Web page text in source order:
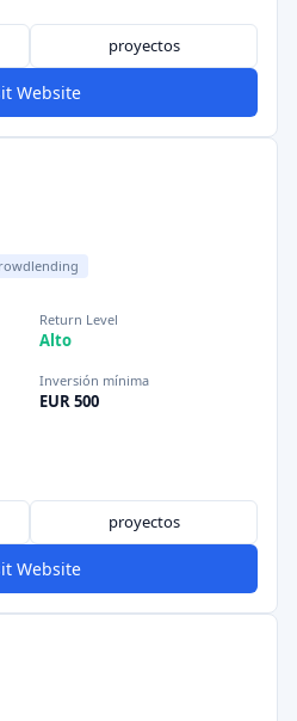
proyectos
Website
Return Level
Alto
Inversión mínima
EUR 500
proyectos
Website